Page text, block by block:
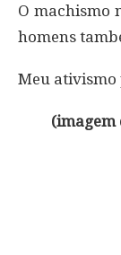
O machismo
homens
Meu ativismo
(imagem